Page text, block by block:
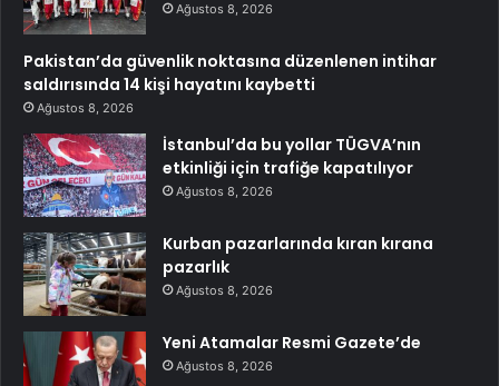
Ağustos 8, 2026
Pakistan’da güvenlik noktasına düzenlenen intihar
saldırısında 14 kişi hayatını kaybetti
Ağustos 8, 2026
İstanbul’da bu yollar TÜGVA’nın
etkinliği için trafiğe kapatılıyor
Ağustos 8, 2026
Kurban pazarlarında kıran kırana
pazarlık
Ağustos 8, 2026
Yeni Atamalar Resmi Gazete’de
Ağustos 8, 2026